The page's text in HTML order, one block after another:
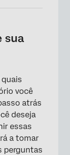
sua
você
atrás
deseja
essas
a tomar
perguntas